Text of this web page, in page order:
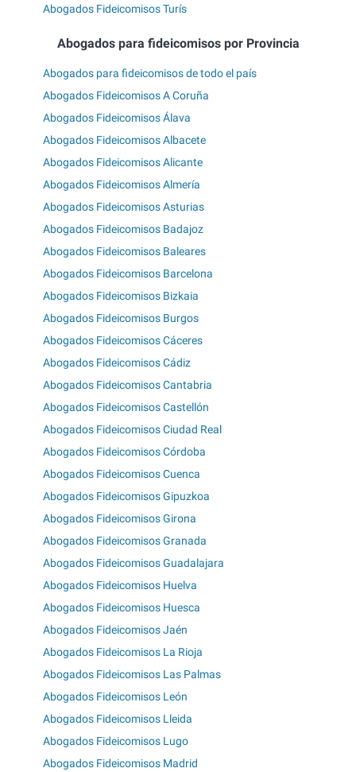
Abogados Fideicomisos Turís
Abogados para fideicomisos por Provincia
Abogados para fideicomisos de todo el país
Abogados Fideicomisos A Coruña
Abogados Fideicomisos Álava
Abogados Fideicomisos Albacete
Abogados Fideicomisos Alicante
Abogados Fideicomisos Almería
Abogados Fideicomisos Asturias
Abogados Fideicomisos Badajoz
Abogados Fideicomisos Baleares
Abogados Fideicomisos Barcelona
Abogados Fideicomisos Bizkaia
Abogados Fideicomisos Burgos
Abogados Fideicomisos Cáceres
Abogados Fideicomisos Cádiz
Abogados Fideicomisos Cantabria
Abogados Fideicomisos Castellón
Abogados Fideicomisos Ciudad Real
Abogados Fideicomisos Córdoba
Abogados Fideicomisos Cuenca
Abogados Fideicomisos Gipuzkoa
Abogados Fideicomisos Girona
Abogados Fideicomisos Granada
Abogados Fideicomisos Guadalajara
Abogados Fideicomisos Huelva
Abogados Fideicomisos Huesca
Abogados Fideicomisos Jaén
Abogados Fideicomisos La Rioja
Abogados Fideicomisos Las Palmas
Abogados Fideicomisos León
Abogados Fideicomisos Lleida
Abogados Fideicomisos Lugo
Abogados Fideicomisos Madrid